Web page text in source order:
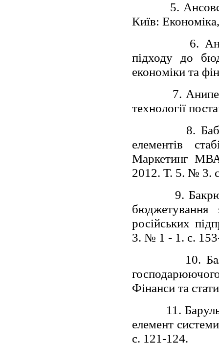
5.
Київ:
6.
підходу до
економіки та
7.
технології
8.
елементів
Маркетинг МВА
2012. Т. 5. № 3.
9.
бюджетування
російських
3. № 1 - 1. с.
10.
Фінанси та
11.
елемент
с. 121-124.